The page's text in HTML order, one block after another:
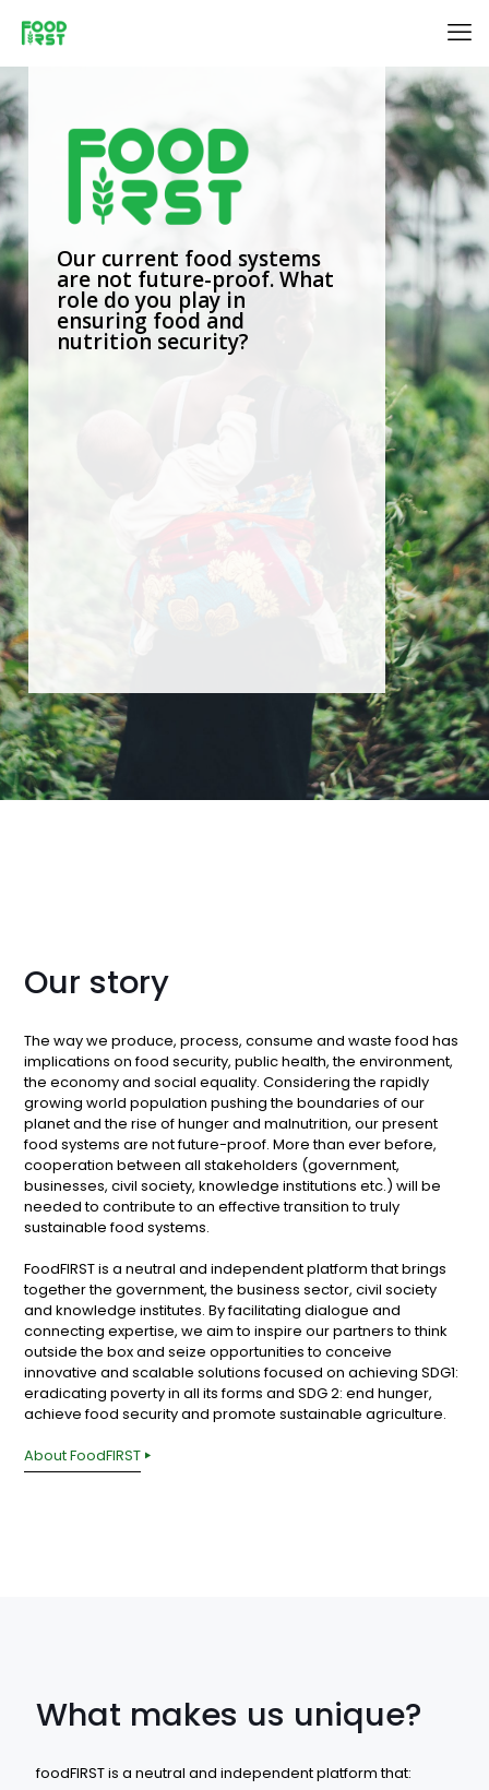
Our current food systems
are not future-proof. What
role do you play in
ensuring food and
nutrition security?
Our story
The way we produce, process, consume and waste food has
implications on food security, public health, the environment,
the economy and social equality. Considering the rapidly
growing world population pushing the boundaries of our
planet and the rise of hunger and malnutrition, our present
food systems are not future-proof. More than ever before,
cooperation between all stakeholders (government,
businesses, civil society, knowledge institutions etc.) will be
needed to contribute to an effective transition to truly
sustainable food systems.
FoodFIRST is a neutral and independent platform that brings
together the government, the business sector, civil society
and knowledge institutes. By facilitating dialogue and
connecting expertise, we aim to inspire our partners to think
outside the box and seize opportunities to conceive
innovative and scalable solutions focused on achieving SDG1:
eradicating poverty in all its forms and SDG 2: end hunger,
achieve food security and promote sustainable agriculture.
About FoodFIRST
What makes us unique?
foodFIRST is a neutral and independent platform that: